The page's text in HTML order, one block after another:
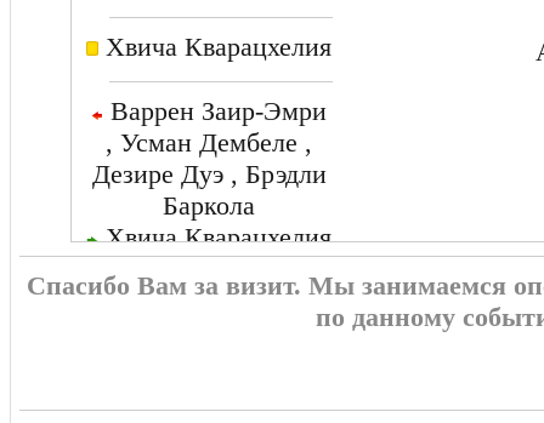
Хвича Кварацхелия
Варрен Заир-Эмри
, Усман Дембеле ,
Дезире Дуэ , Брэдли
Баркола
Хвича Кварацхелия
, Ли Кан Ин , Люка
Эрнандес , Сенни
Спасибо Вам за визит. Мы занимаемся
по данному